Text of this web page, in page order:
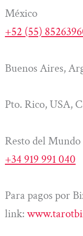
México
+52 (55)
Buenos Aires,
Pto. Rico, USA,
Resto del
+34 919 991 040
Para pagos por
link: